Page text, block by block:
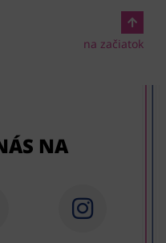
na začiatok
NA